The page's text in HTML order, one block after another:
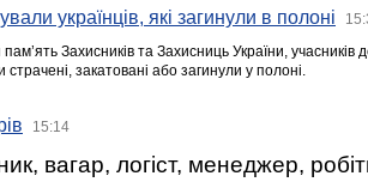
українців, які загинули в полоні
Захисників та Захисниць України,
страчені, закатовані або загинули у полоні.
15:14
вагар, логіст, менеджер,